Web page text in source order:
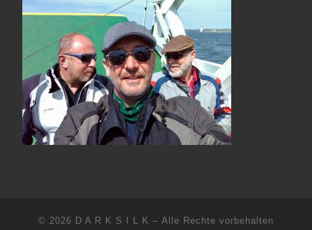
© 2026 D A R K S I L K – Alle Rechte vorbehalten